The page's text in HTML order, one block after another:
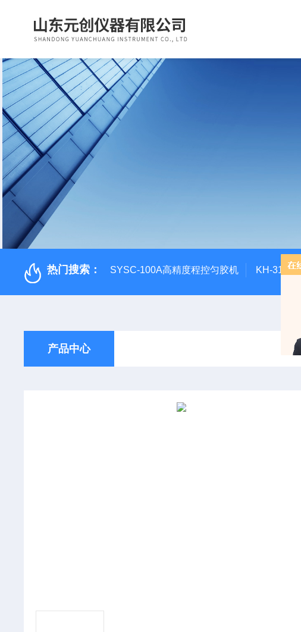
热门搜索： SYSC-100A高精度程控匀胶机 KH-3100
产品中心